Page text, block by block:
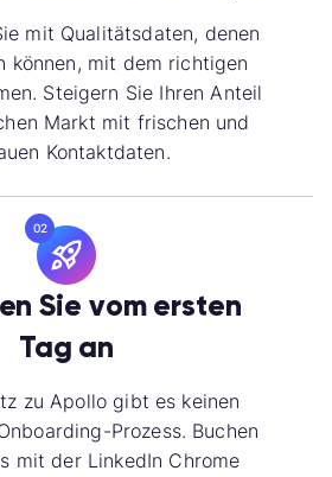
mit Qualitätsdaten, denen
können, mit dem richtigen
Steigern Sie Ihren Anteil
Markt mit frischen und
Kontaktdaten.
02
Sie vom ersten
Tag an
zu Apollo gibt es keinen
Prozess. Buchen
mit der LinkedIn Chrome